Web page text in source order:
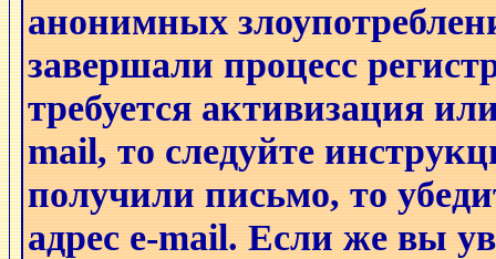
анонимных
завершали процесс
требуется активизация
mail, то следуйте
получили письмо, то
адрес e-mail. Если же вы